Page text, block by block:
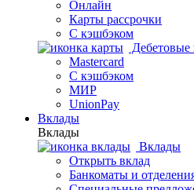
Онлайн
Карты рассрочки
С кэшбэком
Дебетовые
Mastercard
С кэшбэком
МИР
UnionPay
Вклады
Вклады
Вклады
Открыть вклад
Банкоматы и